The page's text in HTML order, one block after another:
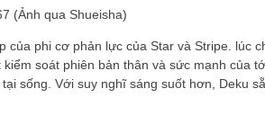
(Ảnh qua Shueisha)
của phi cơ phản lực của Star và Stripe. lúc
kiểm soát phiên bản thân và sức mạnh của
sống. Với suy nghĩ sáng suốt hơn, Deku